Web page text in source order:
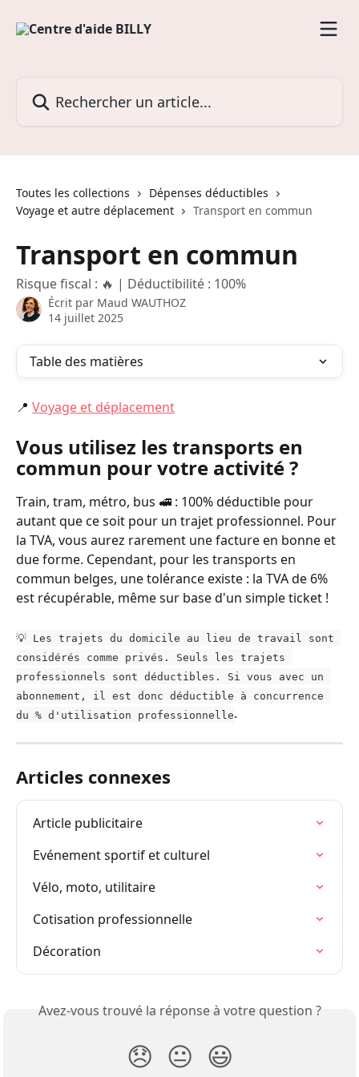
Toutes les collections
Dépenses déductibles
Voyage et autre déplacement
Transport en commun
Transport en commun
Risque fiscal : 🔥 | Déductibilité : 100%
Écrit par Maud WAUTHOZ
14 juillet 2025
Table des matières
📍 Voyage et déplacement
Vous utilisez les transports en
commun pour votre activité ?
Train, tram, métro, bus 🚅 : 100% déductible pour
autant que ce soit pour un trajet professionnel. Pour
la TVA, vous aurez rarement une facture en bonne et
due forme. Cependant, pour les transports en
commun belges, une tolérance existe : la TVA de 6%
est récupérable, même sur base d'un simple ticket !
💡 Les trajets du domicile au lieu de travail sont
considérés comme privés. Seuls les trajets
professionnels sont déductibles. Si vous avec un
abonnement, il est donc déductible à concurrence
du % d'utilisation professionnelle.
Articles connexes
Article publicitaire
Evénement sportif et culturel
Vélo, moto, utilitaire
Cotisation professionnelle
Décoration
Avez-vous trouvé la réponse à votre question ?
😞 😐 😃